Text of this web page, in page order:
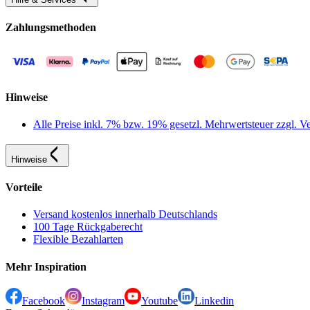
Zahlungsmethoden
Hinweise
Alle Preise inkl. 7% bzw. 19% gesetzl. Mehrwertsteuer zzgl.
Hinweise
Vorteile
Versand kostenlos innerhalb Deutschlands
100 Tage Rückgaberecht
Flexible Bezahlarten
Mehr Inspiration
Facebook Instagram Youtube
Linkedin